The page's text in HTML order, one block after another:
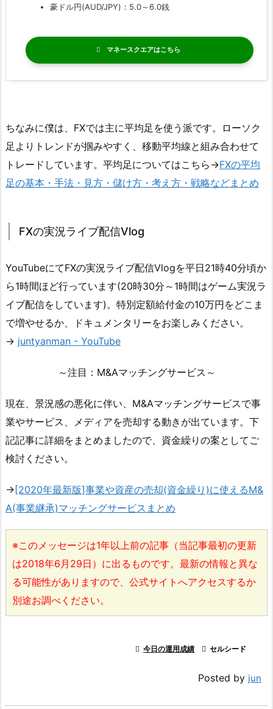
豪ドル円(AUD/JPY)：5.0～6.0銭
マネースクエア
ちなみに僕は、FXでは主に平均足を使う派です。ローソク
足よりトレンドが掴みやすく、移動平均線と組み合わせて
トレードしています。平均足についてはこちら→FXの平均
足の基本・手法・見方・儲け方・考え方・戦略などまとめ
FXの実況ライブ配信Vlog
YouTubeにてFXの実況ライブ配信Vlogを平日21時40分頃か
ら1時間ほど行っています(20時30分～1時間はゲーム実況ラ
イブ配信をしています)。特別定額給付金の10万円をどこま
で増やせるか、ドキュメンタリーをお楽しみください。
→ juntyanman - YouTube
～注目：M&Aマッチングサービス～
現在、景況感の悪化に伴い、M&Aマッチングサービスで事
業やサービス、メディアを売却する動きが出ています。下
記記事に詳細をまとめましたので、資金繰りの案としてご
検討ください。
→[2020年最新版]事業や資産の売却(資金繰り)に使えるM&
A(事業継承)マッチングサービスまとめ
※このメッセージは1年以上前の記事（当記事最初の更新
は2018年6月29日）に出るものです。最新の情報と異な
る可能性がありますので、公式サイトへアクセスするか
別途お調べください。
 今日の運用成績  セルシード
Posted by jun